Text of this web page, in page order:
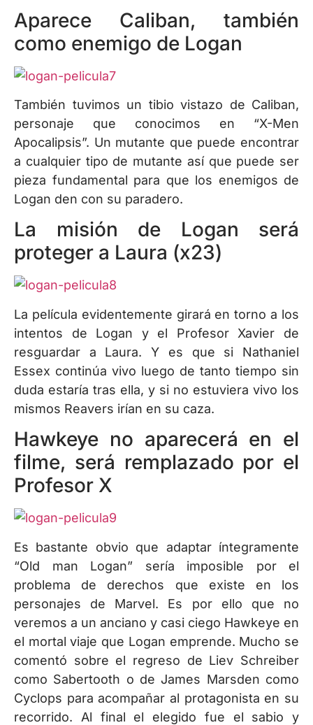
Aparece Caliban, también
como enemigo de Logan
También tuvimos un tibio vistazo de Caliban,
personaje que conocimos en “X-Men
Apocalipsis”. Un mutante que puede encontrar
a cualquier tipo de mutante así que puede ser
pieza fundamental para que los enemigos de
Logan den con su paradero.
La misión de Logan será
proteger a Laura (x23)
La película evidentemente girará en torno a los
intentos de Logan y el Profesor Xavier de
resguardar a Laura. Y es que si Nathaniel
Essex continúa vivo luego de tanto tiempo sin
duda estaría tras ella, y si no estuviera vivo los
mismos Reavers irían en su caza.
Hawkeye no aparecerá en el
filme, será remplazado por el
Profesor X
Es bastante obvio que adaptar íntegramente
“Old man Logan” sería imposible por el
problema de derechos que existe en los
personajes de Marvel. Es por ello que no
veremos a un anciano y casi ciego Hawkeye en
el mortal viaje que Logan emprende. Mucho se
comentó sobre el regreso de Liev Schreiber
como Sabertooth o de James Marsden como
Cyclops para acompañar al protagonista en su
recorrido. Al final el elegido fue el sabio y